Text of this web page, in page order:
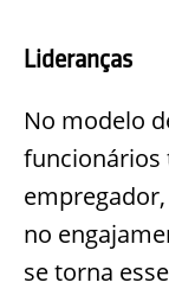
Lideranças
No modelo
funcionários
no
se torna